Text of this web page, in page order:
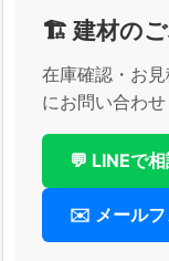
🏗️ 建材のご
在庫確認・お
にお問い合わせ
💬 LINEで
✉️ メールフ